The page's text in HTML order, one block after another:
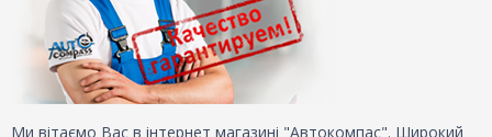
Ми вітаємо Вас в інтернет магазині "Автокомпас". Широкий